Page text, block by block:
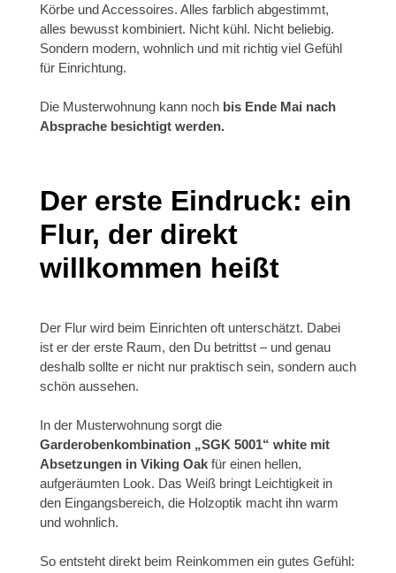
Körbe und Accessoires. Alles farblich abgestimmt,
alles bewusst kombiniert. Nicht kühl. Nicht beliebig.
Sondern modern, wohnlich und mit richtig viel Gefühl
für Einrichtung.
Die Musterwohnung kann noch bis Ende Mai nach
Absprache besichtigt werden.
Der erste Eindruck: ein
Flur, der direkt
willkommen heißt
Der Flur wird beim Einrichten oft unterschätzt. Dabei
ist er der erste Raum, den Du betrittst – und genau
deshalb sollte er nicht nur praktisch sein, sondern auch
schön aussehen.
In der Musterwohnung sorgt die
Garderobenkombination „SGK 5001“ white mit
Absetzungen in Viking Oak für einen hellen,
aufgeräumten Look. Das Weiß bringt Leichtigkeit in
den Eingangsbereich, die Holzoptik macht ihn warm
und wohnlich.
So entsteht direkt beim Reinkommen ein gutes Gefühl: